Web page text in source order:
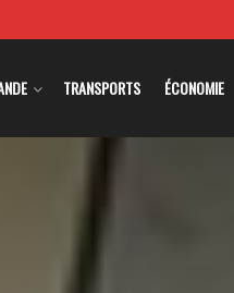
TRANSPORTS ÉCONOMIE